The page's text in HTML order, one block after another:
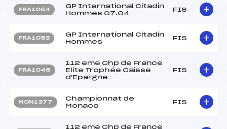
FRA1054
GP International Citadin
Hommes 07.04
FIS
FRA1053
GP International Citadin
Hommes
FIS
FRA1046
112 eme Chp de France
Elite Trophée Caisse
d'Epargne
FIS
MON1377
Championnat de
Monaco
FIS
112 eme Chp de France